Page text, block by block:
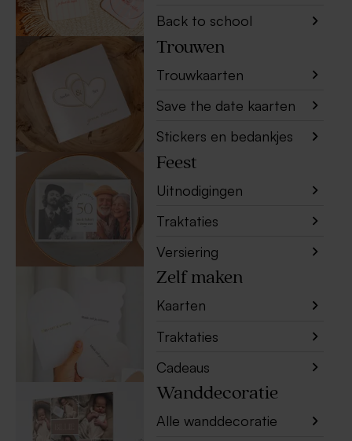
Back to school
Trouwen
Trouwkaarten
Save the date kaarten
Stickers en bedankjes
Feest
Uitnodigingen
Traktaties
Versiering
Zelf maken
Kaarten
Traktaties
Cadeaus
Wanddecoratie
Alle wanddecoratie